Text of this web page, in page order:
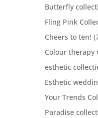
Butterfly
Fling Pink
Cheers to ten!
Colour therapy
esthetic
Esthetic
Your Trends
Paradise